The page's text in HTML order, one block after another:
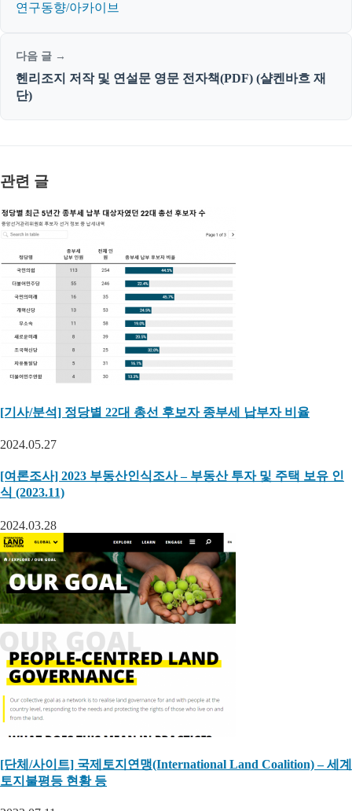
연구동향/아카이브
다음 글 →
헨리조지 저작 및 연설문 영문 전자책(PDF) (샬켄바흐 재
단)
관련 글
[기사/분석] 정당별 22대 총선 후보자 종부세 납부자 비율
2024.05.27
[여론조사] 2023 부동산인식조사 – 부동산 투자 및 주택 보유 인
식 (2023.11)
2024.03.28
[단체/사이트] 국제토지연맹(International Land Coalition) – 세계
토지불평등 현황 등